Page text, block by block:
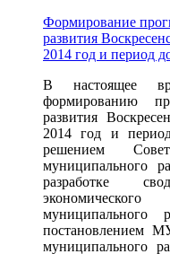
Формирование
развития
2014 год и период
В настоящее
формированию
развития
2014 год и
решением
муниципального
разработке
постановлением
муниципального